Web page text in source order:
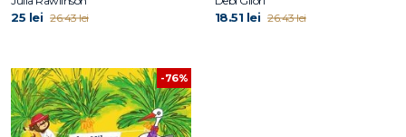
25 lei 26.43 lei 18.51 lei 26.43 lei
-76%